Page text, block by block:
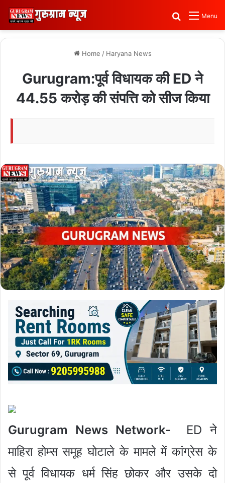
Menu
Search for
Home / Haryana News
Gurugram:पूर्व विधायक की ED ने
44.55 करोड़ की संपत्ति को सीज किया
Gurugram News Network-
ED ने
माहिरा होम्स समूह घोटाले के मामले में कांग्रेस के
से पूर्व विधायक धर्म सिंह छोकर और उसके दो